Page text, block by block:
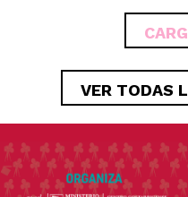
VER TODAS